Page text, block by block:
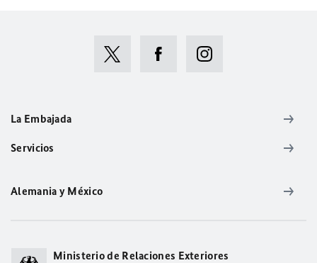
La Embajada
Servicios
Alemania y México
Ministerio de Relaciones Exteriores